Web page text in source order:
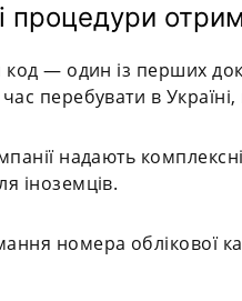
процедури
код — один із перших
перебувати в
надають
іноземців.
номера облікової